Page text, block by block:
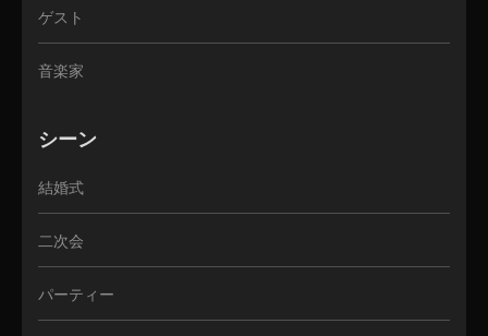
ゲスト
音楽家
シーン
結婚式
二次会
パーティー